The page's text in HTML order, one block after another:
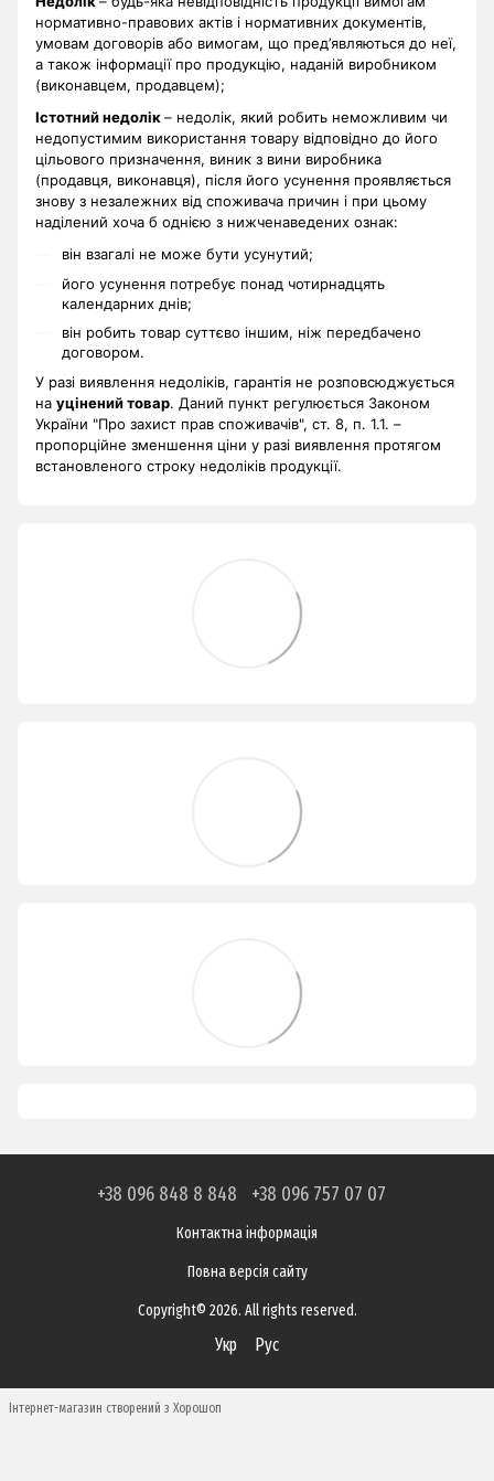
нормативно-правових актів і нормативних документів,
умовам договорів або вимогам, що пред’являються до неї,
а також інформації про продукцію, наданій виробником
(виконавцем, продавцем);
Істотний недолік– недолік, який робить неможливим чи
недопустимим використання товару відповідно до його
цільового призначення, виник з вини виробника
(продавця, виконавця), після його усунення проявляється
знову з незалежних від споживача причин і при цьому
наділений хоча б однією з нижченаведених ознак:
він взагалі не може бути усунутий;
його усунення потребує понад чотирнадцять
календарних днів;
він робить товар суттєво іншим, ніж передбачено
договором.
У разі виявлення недоліків, гарантія не розповсюджується
на уцінений товар. Даний пункт регулюється Законом
України "Про захист прав споживачів", ст. 8, п. 1.1. –
пропорційне зменшення ціни у разі виявлення протягом
встановленого строку недоліків продукції.
+38 096 848 8 848 +38 096 757 07 07
Контактна інформація
Повна версія сайту
Copyright© 2026. All rights reserved.
Укр Рус
Інтернет-магазин створений з Хорошоп